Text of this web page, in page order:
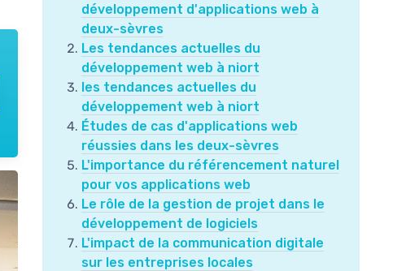
développement d'applications web à
deux-sèvres
Les tendances actuelles du
développement web à niort
les tendances actuelles du
développement web à niort
Études de cas d'applications web
réussies dans les deux-sèvres
L'importance du référencement naturel
pour vos applications web
Le rôle de la gestion de projet dans le
développement de logiciels
L'impact de la communication digitale
sur les entreprises locales